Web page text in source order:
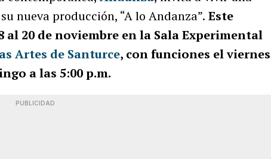
nueva producción, “A lo Andanza”. Este
al 20 de noviembre en la Sala Experimental
Artes de Santurce, con funciones el viernes
a las 5:00 p.m.
PUBLICIDAD